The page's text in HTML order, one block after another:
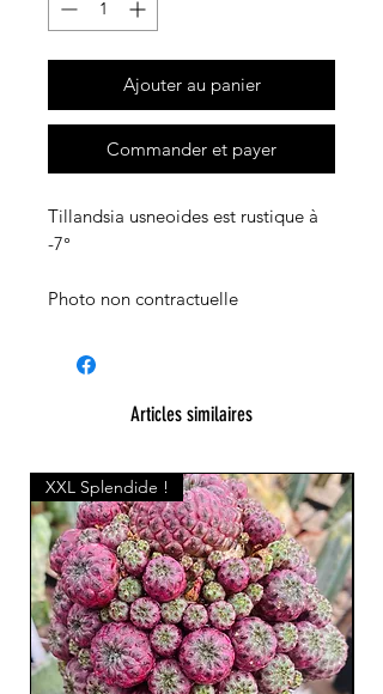
Ajouter au panier
Commander et payer
Tillandsia usneoides est rustique à
-7°
Photo non contractuelle
Articles similaires
XXL Splendide !